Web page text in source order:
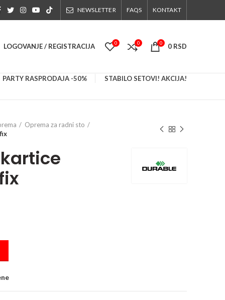
NEWSLETTER FAQS KONTAKT
LOGOVANJE / REGISTRACIJA 0 0 0 0 RSD
PARTY RASPRODAJA -50% STABILO SETOVI! AKCIJA!
Oprema za radni sto